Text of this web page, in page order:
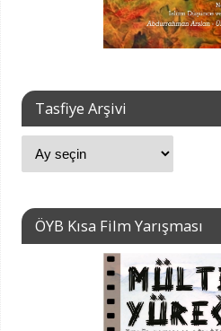
Tasfiye Arşivi
ÖYB Kısa Film Yarışması